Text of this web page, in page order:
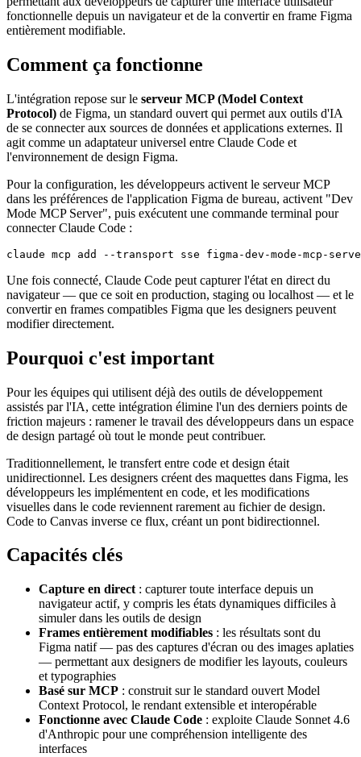
fonctionnelle depuis un navigateur et de la convertir en frame Figma
entièrement modifiable.
Comment ça fonctionne
L'intégration repose sur le serveur MCP (Model Context
Protocol) de Figma, un standard ouvert qui permet aux outils d'IA
de se connecter aux sources de données et applications externes. Il
agit comme un adaptateur universel entre Claude Code et
l'environnement de design Figma.
Pour la configuration, les développeurs activent le serveur MCP
dans les préférences de l'application Figma de bureau, activent "Dev
Mode MCP Server", puis exécutent une commande terminal pour
connecter Claude Code :
Une fois connecté, Claude Code peut capturer l'état en direct du
navigateur — que ce soit en production, staging ou localhost — et le
convertir en frames compatibles Figma que les designers peuvent
modifier directement.
Pourquoi c'est important
Pour les équipes qui utilisent déjà des outils de développement
assistés par l'IA, cette intégration élimine l'un des derniers points de
friction majeurs : ramener le travail des développeurs dans un espace
de design partagé où tout le monde peut contribuer.
Traditionnellement, le transfert entre code et design était
unidirectionnel. Les designers créent des maquettes dans Figma, les
développeurs les implémentent en code, et les modifications
visuelles dans le code reviennent rarement au fichier de design.
Code to Canvas inverse ce flux, créant un pont bidirectionnel.
Capacités clés
Capture en direct : capturer toute interface depuis un
navigateur actif, y compris les états dynamiques difficiles à
simuler dans les outils de design
Frames entièrement modifiables : les résultats sont du
Figma natif — pas des captures d'écran ou des images aplaties
— permettant aux designers de modifier les layouts, couleurs
et typographies
Basé sur MCP : construit sur le standard ouvert Model
Context Protocol, le rendant extensible et interopérable
Fonctionne avec Claude Code : exploite Claude Sonnet 4.6
d'Anthropic pour une compréhension intelligente des
interfaces